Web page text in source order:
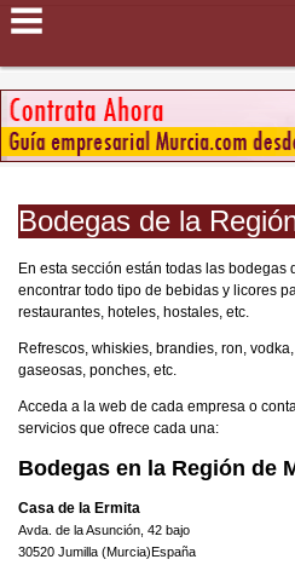
Bodegas de la
En esta sección están todas las bodegas
encontrar todo tipo de bebidas y licores
restaurantes, hoteles, hostales, etc.
Refrescos, whiskies, brandies, ron,
gaseosas, ponches, etc.
Acceda a la web de cada empresa o
servicios que ofrece cada una:
Bodegas en la Región de
Casa de la Ermita
Avda. de la Asunción, 42 bajo
30520 Jumilla (Murcia)España